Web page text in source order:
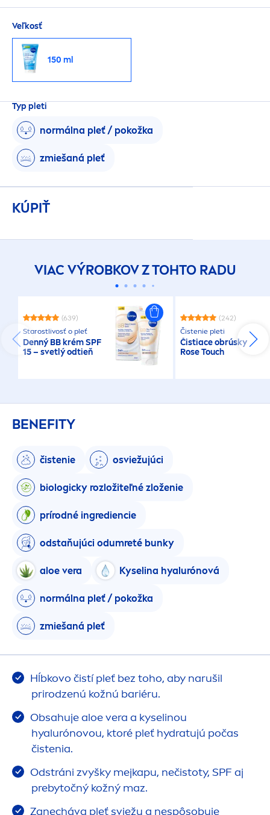
Veľkosť
150 ml
Typ pleti
normálna pleť / pokožka
zmiešaná pleť
KÚPIŤ
VIAC VÝROBKOV Z TOHTO RADU
(639)
Starostlivosť o pleť
Denný BB krém SPF
15 – svetlý odtieň
(242)
Čistenie pleti
Čistiace obrúsky
RoseTouch
BENEFITY
čistenie osviežujúci
biologicky rozložiteľné zloženie
prírodné ingrediencie
odstaňujúci odumreté bunky
aloe vera Kyselina hyalurónová
normálna pleť / pokožka
zmiešaná pleť
Hĺbkovo čistí pleť bez toho, aby narušil
prirodzenú kožnú bariéru.
Obsahuje aloe vera a kyselinou
hyalurónovou, ktoré pleť hydratujú počas
čistenia.
Odstráni zvyšky mejkapu, nečistoty, SPF aj
prebytočný kožný maz.
Zanecháva pleť sviežu a nespôsobuje